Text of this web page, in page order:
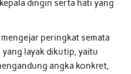
dingin serta hati yang
peringkat semata
layak dikutip, yaitu
angka konkret,